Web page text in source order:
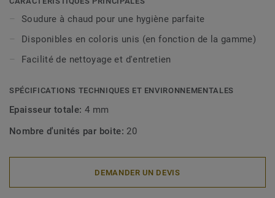
Soudure à chaud pour une hygiène parfaite
Disponibles en coloris unis (en fonction de la gamme)
Facilité de nettoyage et d'entretien
SPÉCIFICATIONS TECHNIQUES ET ENVIRONNEMENTALES
Epaisseur totale: 4 mm
Nombre d'unités par boite: 20
DEMANDER UN DEVIS